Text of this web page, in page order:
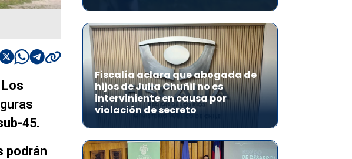
45.
podrán
Fiscalía aclara que abogada de
hijos de Julia Chuñil no es
interviniente en causa por
violación de secreto